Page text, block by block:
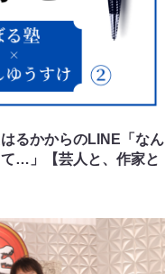
るかからのLINE「なん
…」【芸人と、作家と